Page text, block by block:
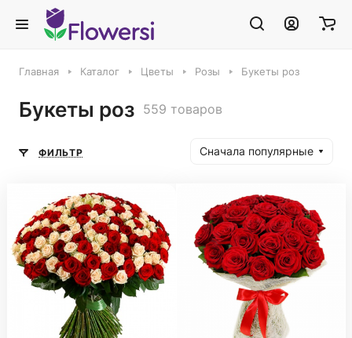
Главная Каталог Цветы Розы Букеты роз
Букеты роз 559 товаров
ФИЛЬТР Сначала популярные